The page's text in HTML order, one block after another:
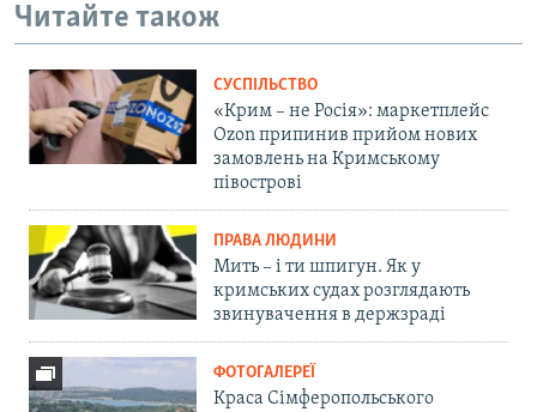
Читайте також
СУСПІЛЬСТВО
«Крим – не Росія»: маркетплейс
Ozon припинив прийом нових
замовлень на Кримському
півострові
ПРАВА ЛЮДИНИ
Мить – і ти шпигун. Як у
кримських судах розглядають
звинувачення в держзраді
ФОТОГАЛЕРЕЇ
Краса Сімферопольського